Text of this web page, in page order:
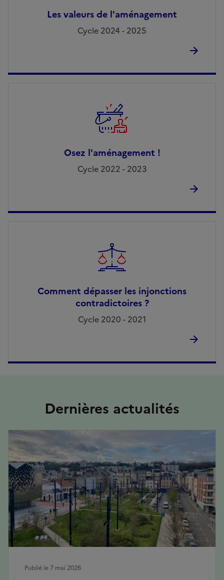
Les valeurs de l'aménagement
Cycle 2024 - 2025
Osez l'aménagement !
Cycle 2022 - 2023
Comment dépasser les injonctions
contradictoires ?
Cycle 2020 - 2021
Dernières actualités
Publié le 7 mai 2026